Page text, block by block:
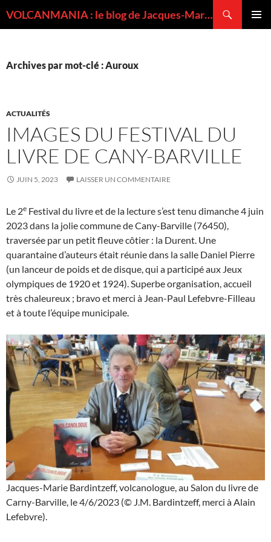
VOLCANMANIA : le blog de Jacques-Marie BARDINTZEFF, volcanologue
Archives par mot-clé : Auroux
ACTUALITÉS
IMAGES DU FESTIVAL DU
LIVRE DE CANY-BARVILLE
JUIN 5, 2023 LAISSER UN COMMENTAIRE
Le 2e Festival du livre et de la lecture s’est tenu dimanche 4 juin
2023 dans la jolie commune de Cany-Barville (76450),
traversée par un petit fleuve côtier : la Durent. Une
quarantaine d’auteurs était réunie dans la salle Daniel Pierre
(un lanceur de poids et de disque, qui a participé aux Jeux
olympiques de 1920 et 1924). Superbe organisation, accueil
très chaleureux ; bravo et merci à Jean-Paul Lefebvre-Filleau
et à toute l’équipe municipale.
Jacques-Marie Bardintzeff, volcanologue, au Salon du livre de
Carny-Barville, le 4/6/2023 (© J.M. Bardintzeff, merci à Alain
Lefebvre).